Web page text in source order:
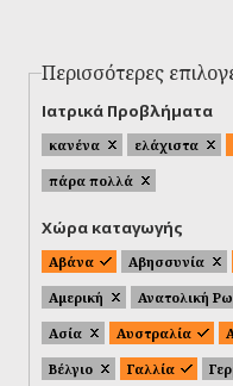
Περισσότερες
Ιατρικά Προβλήματα
κανένα ελάχιστα
πάρα πολλά
Χώρα καταγωγής
Αβάνα Αβησσυνία
Αμερική
Ανατολική
Ασία
Αυστραλία
Βέλγιο
Γαλλία